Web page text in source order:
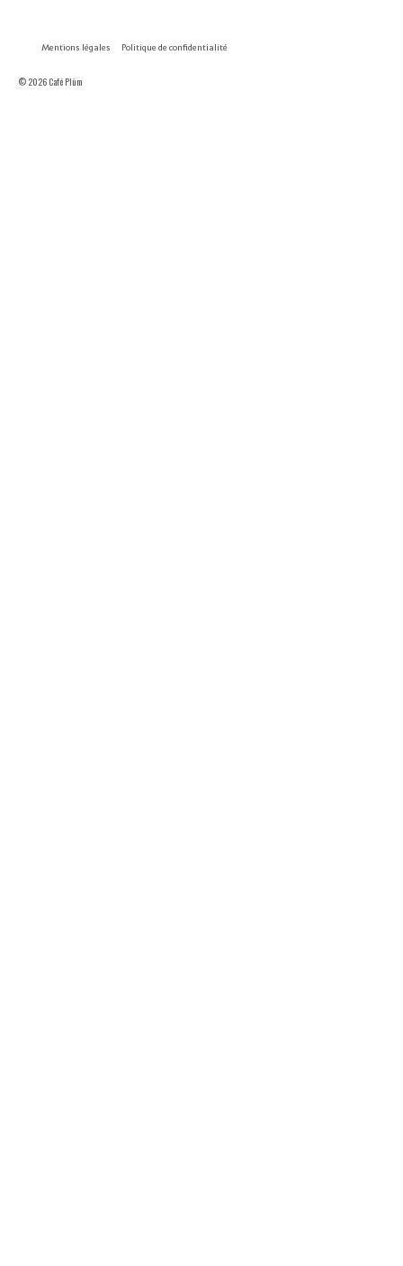
Mentions légales Politique de confidentialité
© 2026 Café Plùm